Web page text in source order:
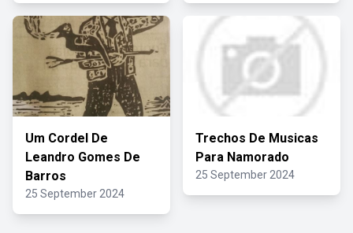
Um Cordel De
Leandro Gomes De
Barros
25 September 2024
Trechos De Musicas
Para Namorado
25 September 2024